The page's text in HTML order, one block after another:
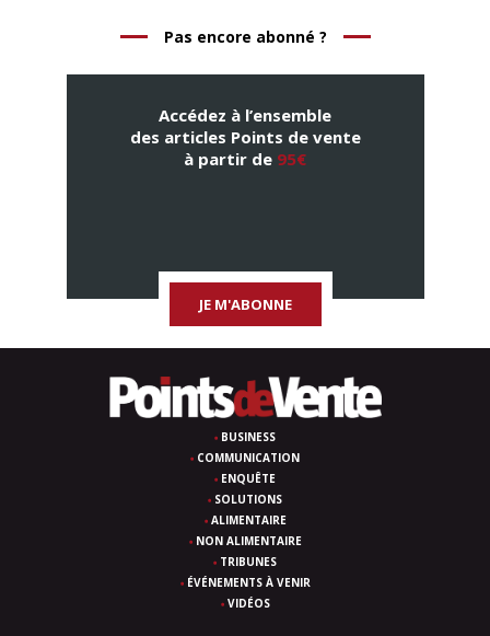
Pas encore abonné ?
Accédez à l’ensemble
des articles Points de vente
à partir de 95€
JE M'ABONNE
BUSINESS
COMMUNICATION
ENQUÊTE
SOLUTIONS
ALIMENTAIRE
NON ALIMENTAIRE
TRIBUNES
ÉVÉNEMENTS À VENIR
VIDÉOS